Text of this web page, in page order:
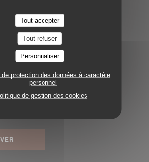
Tout accepter
Tout refuser
Personnaliser
de protection des données à caractère
personnel
de gestion des cookies
une nouvelle fenêtre))
((ouvre une nouvelle fenêtre))
Instagram ((ouvre une nouvelle